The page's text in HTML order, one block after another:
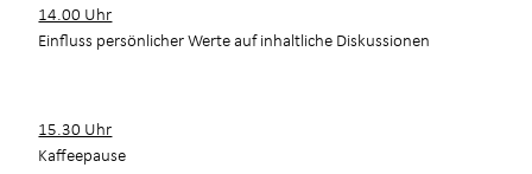
14.00 Uhr
Einfluss persönlicher Werte auf inhaltliche Diskussionen
15.30 Uhr
Kaffeepause